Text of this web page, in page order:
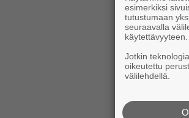
esimerkiksi
tutustumaan
seuraavalla
käytettävyyteen.
Jotkin
oikeutettu
välilehdellä.